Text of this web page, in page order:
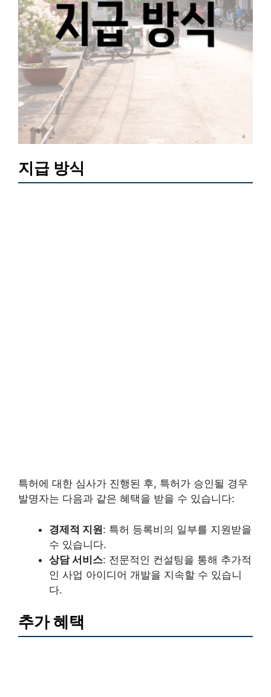
지급 방식
특허에 대한 심사가 진행된 후, 특허가 승인될 경우
발명자는 다음과 같은 혜택을 받을 수 있습니다:
경제적 지원: 특허 등록비의 일부를 지원받을
수 있습니다.
상담 서비스: 전문적인 컨설팅을 통해 추가적
인 사업 아이디어 개발을 지속할 수 있습니
다.
추가 혜택